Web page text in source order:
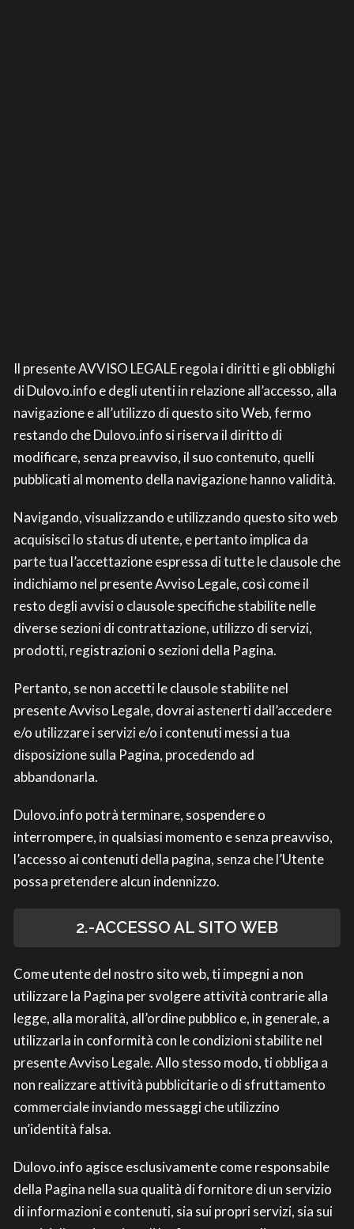
Il presente AVVISO LEGALE regola i diritti e gli obblighi
di Dulovo.info e degli utenti in relazione all’accesso, alla
navigazione e all’utilizzo di questo sito Web, fermo
restando che Dulovo.info si riserva il diritto di
modificare, senza preavviso, il suo contenuto, quelli
pubblicati al momento della navigazione hanno validità.
Navigando, visualizzando e utilizzando questo sito web
acquisisci lo status di utente, e pertanto implica da
parte tua l’accettazione espressa di tutte le clausole che
indichiamo nel presente Avviso Legale, così come il
resto degli avvisi o clausole specifiche stabilite nelle
diverse sezioni di contrattazione, utilizzo di servizi,
prodotti, registrazioni o sezioni della Pagina.
Pertanto, se non accetti le clausole stabilite nel
presente Avviso Legale, dovrai astenerti dall’accedere
e/o utilizzare i servizi e/o i contenuti messi a tua
disposizione sulla Pagina, procedendo ad
abbandonarla.
Dulovo.info potrà terminare, sospendere o
interrompere, in qualsiasi momento e senza preavviso,
l’accesso ai contenuti della pagina, senza che l’Utente
possa pretendere alcun indennizzo.
2.-ACCESSO AL SITO WEB
Come utente del nostro sito web, ti impegni a non
utilizzare la Pagina per svolgere attività contrarie alla
legge, alla moralità, all’ordine pubblico e, in generale, a
utilizzarla in conformità con le condizioni stabilite nel
presente Avviso Legale. Allo stesso modo, ti obbliga a
non realizzare attività pubblicitarie o di sfruttamento
commerciale inviando messaggi che utilizzino
un’identità falsa.
Dulovo.info agisce esclusivamente come responsabile
della Pagina nella sua qualità di fornitore di un servizio
di informazioni e contenuti, sia sui propri servizi, sia sui